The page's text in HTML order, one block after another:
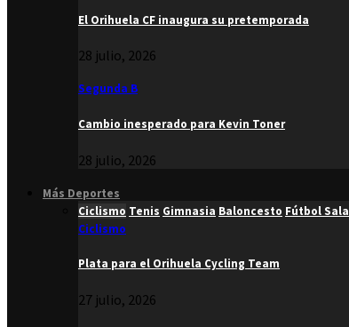
El Orihuela CF inaugura su pretemporada
28 julio, 2026
Segunda B
Cambio inesperado para Kevin Toner
28 julio, 2026
Más Deportes
Ciclismo Tenis Gimnasia Baloncesto Fútbol Sala
Ciclismo
Plata para el Orihuela Cycling Team
27 julio, 2026